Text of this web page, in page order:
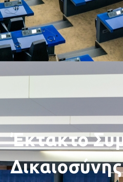
Έκτακτο